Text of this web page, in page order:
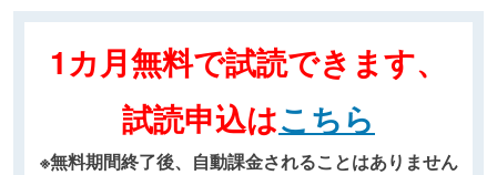
1カ月無料で試読できます、
試読申込はこちら
※無料期間終了後、自動課金されることはありません